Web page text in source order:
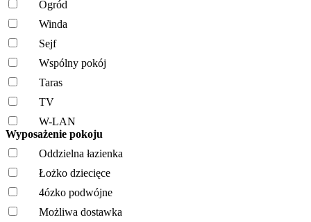
Ogród
Winda
Sejf
Wspólny pokój
Taras
TV
W-LAN
Wyposażenie pokoju
Oddzielna łazienka
Łożko dziecięce
4ózko podwójne
Możliwa dostawka